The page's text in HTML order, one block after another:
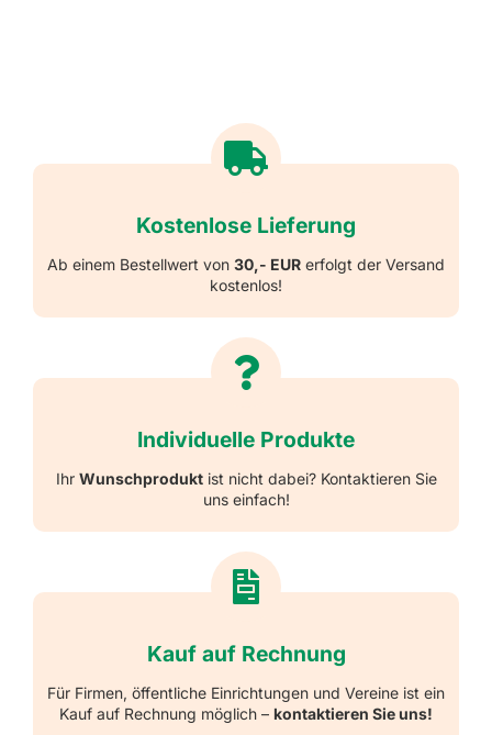
Kostenlose Lieferung
Ab einem Bestellwert von 30,- EUR erfolgt der Versand
kostenlos!
Individuelle Produkte
Ihr Wunschproduktist nicht dabei? Kontaktieren Sie
uns einfach!
Kauf auf Rechnung
Für Firmen, öffentliche Einrichtungen und Vereine ist ein
Kauf auf Rechnung möglich – kontaktieren Sie uns!